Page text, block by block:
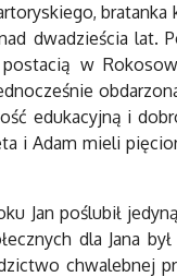
bratanka
dwadzieścia lat.
w
edukacyjną i
i Adam mieli
Jan poślubił
dla Jana
chwalebnej